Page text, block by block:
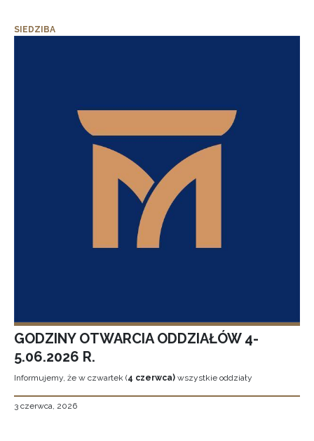
SIEDZIBA
GODZINY OTWARCIA ODDZIAŁÓW 4-
5.06.2026 R.
Informujemy, że w czwartek (4 czerwca) wszystkie oddziały
3 czerwca, 2026